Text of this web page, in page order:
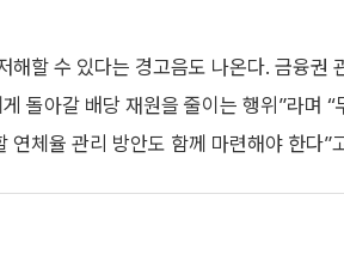
해할 수 있다는 경고음도 나온다. 금융권
돌아갈 배당 재원을 줄이는 행위”라며
체율 관리 방안도 함께 마련해야 한다”